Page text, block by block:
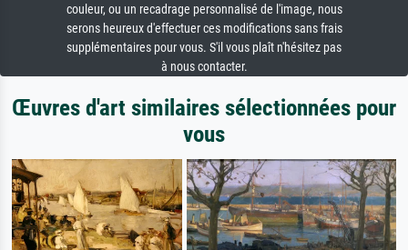
couleur, ou un recadrage personnalisé de l'image, nous
serons heureux d'effectuer ces modifications sans frais
supplémentaires pour vous. S'il vous plaît n'hésitez pas
à nous contacter.
Œuvres d'art similaires sélectionnées pour
vous